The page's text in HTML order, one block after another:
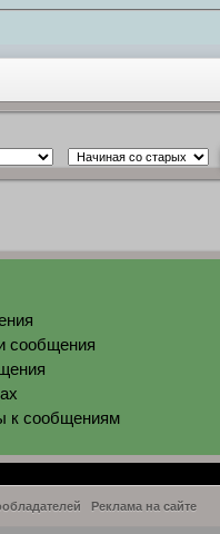
сообщения
к сообщениям
Реклама на сайте